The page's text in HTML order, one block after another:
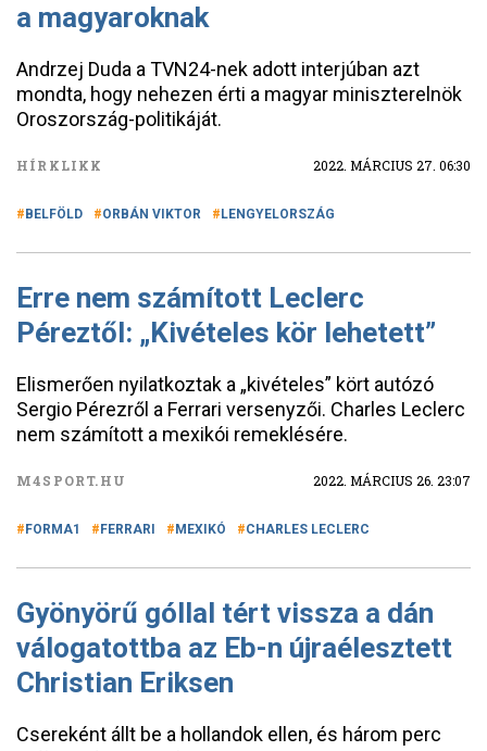
a magyaroknak
Andrzej Duda a TVN24-nek adott interjúban azt
mondta, hogy nehezen érti a magyar miniszterelnök
Oroszország-politikáját.
HÍRKLIKK 2022. MÁRCIUS 27. 06:30
BELFÖLD ORBÁN VIKTOR LENGYELORSZÁG
Erre nem számított Leclerc
Péreztől: „Kivételes kör lehetett”
Elismerően nyilatkoztak a „kivételes” kört autózó
Sergio Pérezről a Ferrari versenyzői. Charles Leclerc
nem számított a mexikói remeklésére.
M4SPORT.HU 2022. MÁRCIUS 26. 23:07
FORMA1 FERRARI MEXIKÓ CHARLES LECLERC
Gyönyörű góllal tért vissza a dán
válogatottba az Eb-n újraélesztett
Christian Eriksen
Csereként állt be a hollandok ellen, és három perc